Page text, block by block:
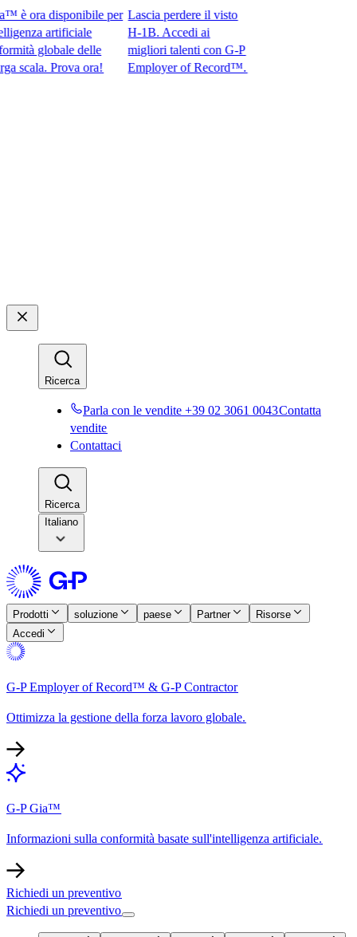
disponibile per
artificiale
globale delle
Prova ora!​​
Lascia perdere il visto
H-1B. Accedi ai
migliori talenti con G-P
Employer of Record™.​​
Ricerca​​
Parla con le vendite +39 02 3061 0043​​Contatta
vendite​​
Contattaci​​
Ricerca​​
Italiano
Prodotti​​ soluzione​​ paese​​ Partner​​
Risorse​​
Accedi​​
G-P Employer of Record™ & G-P Contractor​​
Ottimizza la gestione della forza lavoro globale.​​
G-P Gia™​​
Informazioni sulla conformità basate sull'intelligenza artificiale.​​
Richiedi un preventivo​​
Richiedi un preventivo​​